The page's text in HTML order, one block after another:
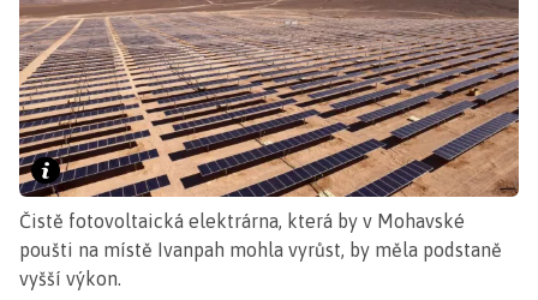
Čistě fotovoltaická elektrárna, která by v Mohavské
poušti na místě Ivanpah mohla vyrůst, by měla podstaně
vyšší výkon.